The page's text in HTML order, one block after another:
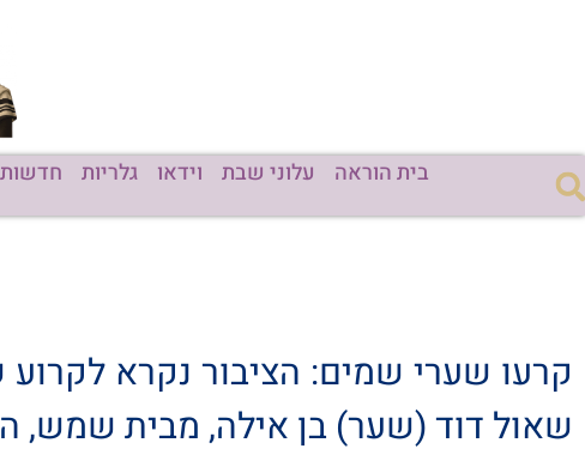
בית הוראה עלוני שבת וידאו גלריות חדשות
קרעו שערי שמים: הציבור נקרא
שאול דוד (שער) בן אילה, מבית שמש,